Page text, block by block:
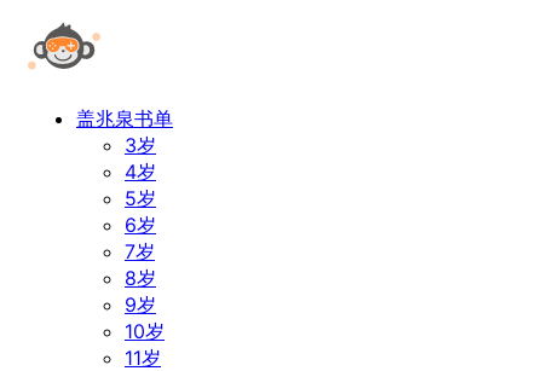
盖兆泉书单
3岁
4岁
5岁
6岁
7岁
8岁
9岁
10岁
11岁